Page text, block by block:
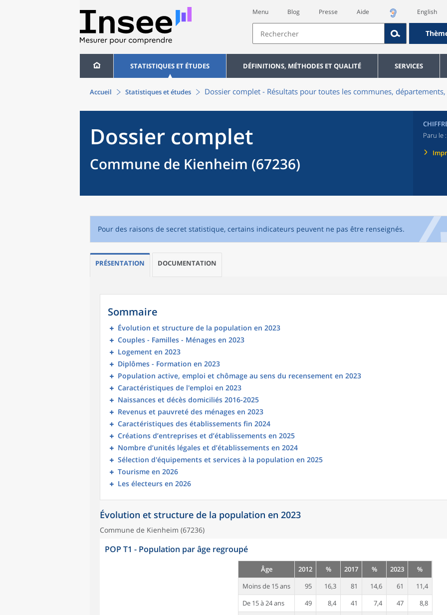
Menu Blog Presse Aide English
STATISTIQUES ET ÉTUDES DÉFINITIONS, MÉTHODES ET QUALITÉ SERVICES
Accueil Statistiques et études Dossier complet - Résultats pour toutes les communes,
Dossier complet
Commune de Kienheim (67236)
Paru le
Pour des raisons de secret statistique, certains indicateurs peuvent ne pas être renseignés.
PRÉSENTATION DOCUMENTATION
Sommaire
Évolution et structure de la population en 2023
Couples - Familles - Ménages en 2023
Logement en 2023
Diplômes - Formation en 2023
Population active, emploi et chômage au sens du recensement en 2023
Caractéristiques de l'emploi en 2023
Naissances et décès domiciliés 2016-2025
Revenus et pauvreté des ménages en 2023
Caractéristiques des établissements fin 2024
Créations d’entreprises et d’établissements en 2025
Nombre d’unités légales et d’établissements en 2024
Sélection d'équipements et services à la population en 2025
Tourisme en 2026
Les électeurs en 2026
Évolution et structure de la population en 2023
Commune de Kienheim (67236)
POP T1 - Population par âge regroupé
Âge 2012 % 2017 % 2023
%
Moins de 15 ans
95 16,3 81 14,6 61
11,4
De 15 à 24 ans
49 8,4 41 7,4 47
8,8